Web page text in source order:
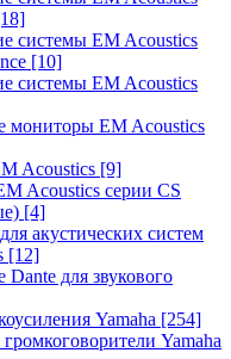
системы EM Acoustics
[10]
системы EM Acoustics
мониторы EM Acoustics
Acoustics [9]
Acoustics серии CS
[4]
акустических систем
[12]
для звукового
Yamaha [254]
Yamaha